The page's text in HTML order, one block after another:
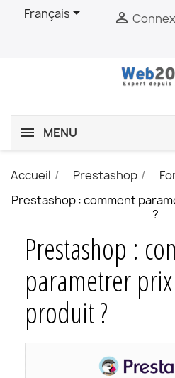
Français 
MENU
Accueil Prestashop
Prestashop : comment
?
Prestashop :
parametrer
produit ?